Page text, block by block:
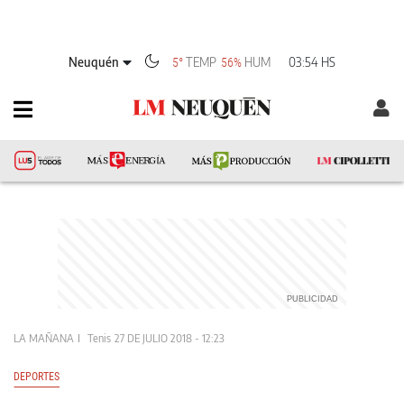
Neuquén 5°TEMP 56% HUM 03:54 HS
LA MAÑANA Tenis 27 DE JULIO 2018 - 12:23
DEPORTES